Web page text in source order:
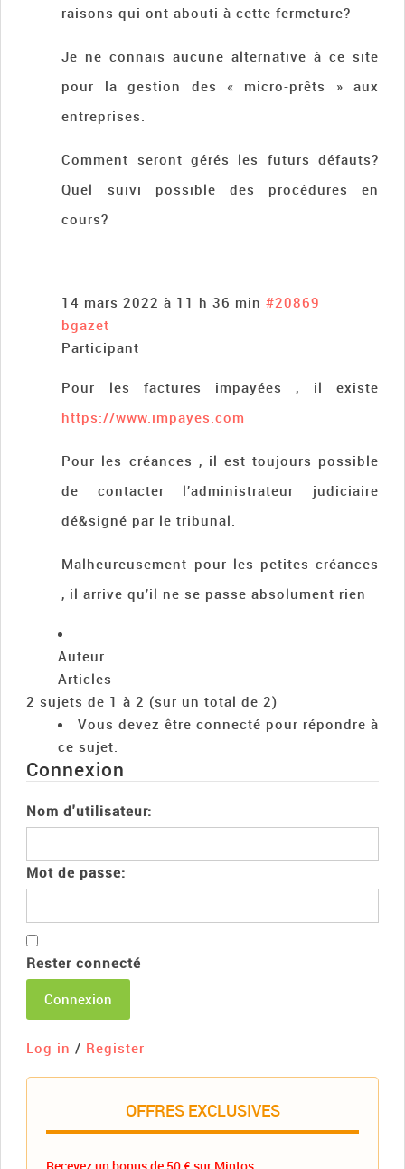
raisons qui ont abouti à cette fermeture?
Je ne connais aucune alternative à ce site
pour la gestion des « micro-prêts » aux
entreprises.
Comment seront gérés les futurs défauts?
Quel suivi possible des procédures en
cours?
14 mars 2022 à 11 h 36 min #20869
bgazet
Participant
Pour les factures impayées , il existe
https://www.impayes.com
Pour les créances , il est toujours possible
de contacter l’administrateur judiciaire
dé&signé par le tribunal.
Malheureusement pour les petites créances
, il arrive qu’il ne se passe absolument rien
Auteur
Articles
2 sujets de 1 à 2 (sur un total de 2)
Vous devez être connecté pour répondre à
ce sujet.
Connexion
Nom d'utilisateur:
Mot de passe:
Rester connecté
Connexion
Log in / Register
OFFRES EXCLUSIVES